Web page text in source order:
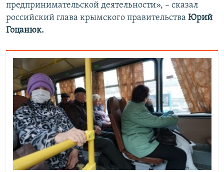
предпринимательской деятельности», – сказал
российский глава крымского правительства Юрий
Гоцанюк.